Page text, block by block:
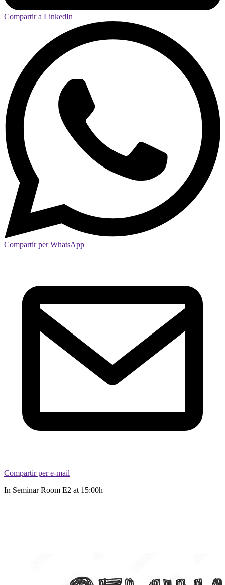
Compartir a LinkedIn
Compartir per WhatsApp
Compartir per e-mail
In Seminar Room E2 at 15:00h